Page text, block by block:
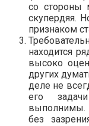
со стороны
скупердяя.
признаком
находится
высоко
других
деле не
его
выполнимы.
без